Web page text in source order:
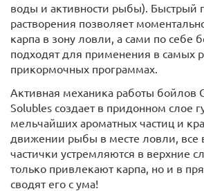
воды и активности рыбы). Быстрый
растворения позволяет
карпа в зону ловли, а сами по себе
подходят для применения в самых
прикормочных программах.
Активная механика работы бойлов
Solubles создает в придонном слое
мельчайших ароматных частиц и
движении рыбы в месте ловли, все
частички устремляются в верхние
только привлекают карпа, но и в
сводят его с ума!